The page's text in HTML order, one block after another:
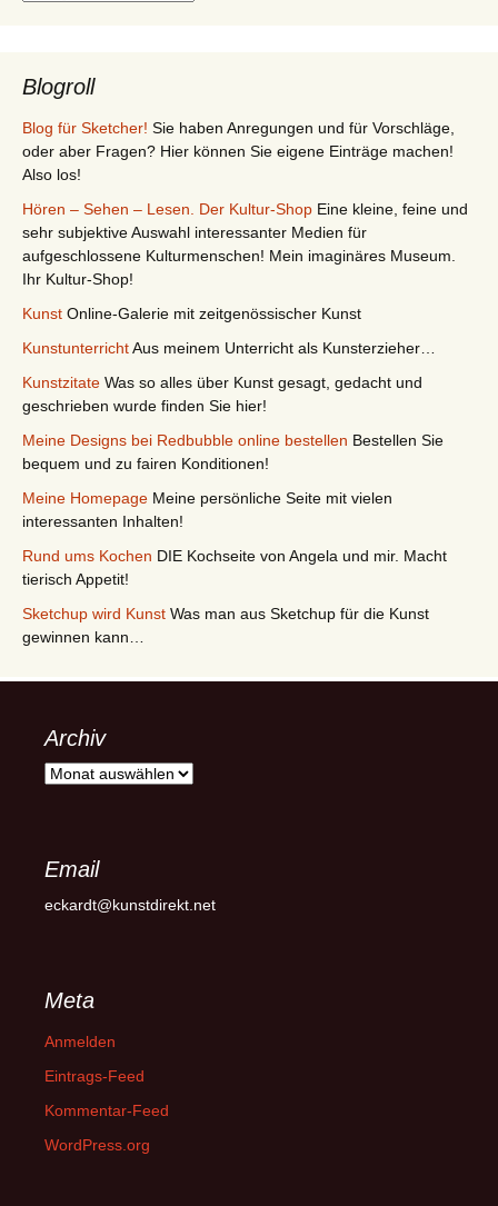
Blogroll
Blog für Sketcher! Sie haben Anregungen und für Vorschläge,
oder aber Fragen? Hier können Sie eigene Einträge machen!
Also los!
Hören – Sehen – Lesen. Der Kultur-Shop Eine kleine, feine und
sehr subjektive Auswahl interessanter Medien für
aufgeschlossene Kulturmenschen! Mein imaginäres Museum.
Ihr Kultur-Shop!
Kunst Online-Galerie mit zeitgenössischer Kunst
KunstunterrichtAus meinem Unterricht als Kunsterzieher…
Kunstzitate Was so alles über Kunst gesagt, gedacht und
geschrieben wurde finden Sie hier!
Meine Designs bei Redbubble online bestellen Bestellen Sie
bequem und zu fairen Konditionen!
Meine Homepage Meine persönliche Seite mit vielen
interessanten Inhalten!
Rund ums Kochen DIE Kochseite von Angela und mir. Macht
tierisch Appetit!
Sketchup wird Kunst Was man aus Sketchup für die Kunst
gewinnen kann…
Archiv
Archiv
Email
eckardt@kunstdirekt.net
Meta
Anmelden
Eintrags-Feed
Kommentar-Feed
WordPress.org